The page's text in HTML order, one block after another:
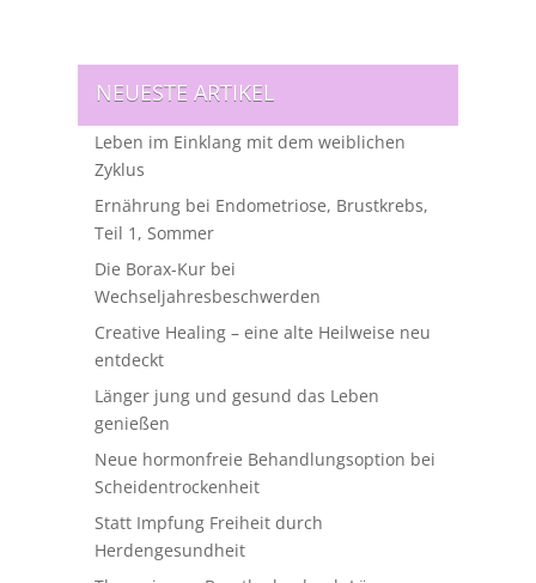
NEUESTE ARTIKEL
Leben im Einklang mit dem weiblichen
Zyklus
Ernährung bei Endometriose, Brustkrebs,
Teil 1, Sommer
Die Borax-Kur bei
Wechseljahresbeschwerden
Creative Healing – eine alte Heilweise neu
entdeckt
Länger jung und gesund das Leben
genießen
Neue hormonfreie Behandlungsoption bei
Scheidentrockenheit
Statt Impfung Freiheit durch
Herdengesundheit